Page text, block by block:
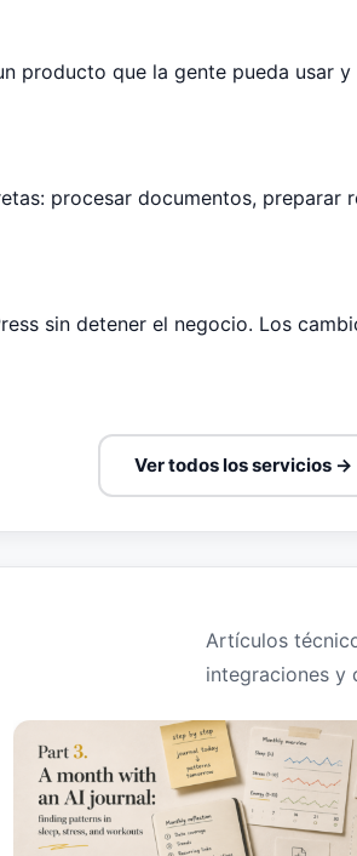
producto que la gente pueda usar
procesar documentos,
sin detener el negocio. Los
Ver todos los servicios →
Artículos
integraciones y